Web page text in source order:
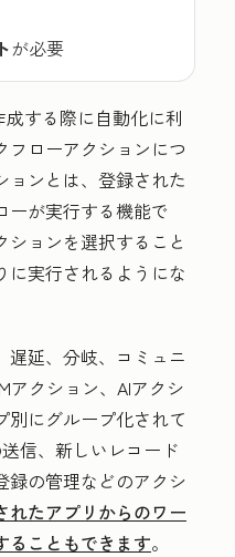
が必要
する際に自動化に利
フローアクションにつ
ョンとは、登録された
ーが実行する機能で
ョンを選択すること
に実行されるようにな
遅延、分岐、コミュニ
アクション、AIアクシ
別にグループ化されて
信、新しいレコード
録の管理などのアクシ
れたアプリからのワー
ることもできます。